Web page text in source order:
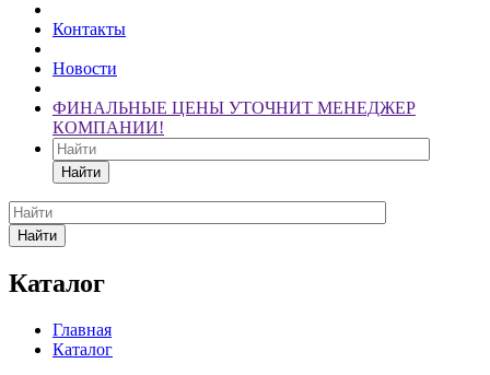
Контакты
Новости
ФИНАЛЬНЫЕ ЦЕНЫ УТОЧНИТ МЕНЕДЖЕР
КОМПАНИИ!
Найти
Найти
Каталог
Главная
Каталог